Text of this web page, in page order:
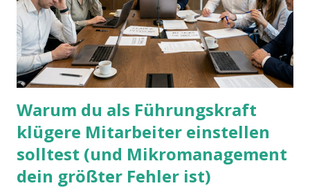
Warum du als Führungskraft
klügere Mitarbeiter einstellen
solltest (und Mikromanagement
dein größter Fehler ist)